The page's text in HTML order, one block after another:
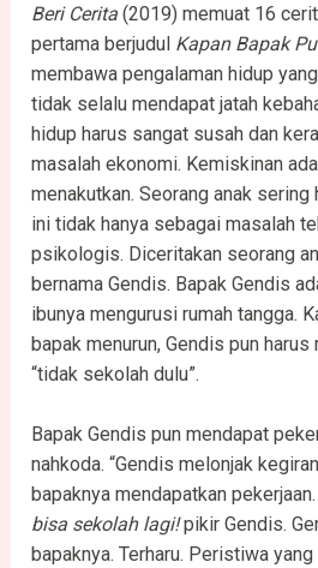
Beri Cerita (2019) memuat 16
pertama berjudul Kapan Bapak
membawa pengalaman hidup
tidak selalu mendapat jatah
hidup harus sangat susah dan
masalah ekonomi. Kemiskinan
menakutkan. Seorang anak sering
ini tidak hanya sebagai masalah
psikologis. Diceritakan seorang
bernama Gendis. Bapak Gendis
ibunya mengurusi rumah tangga.
bapak menurun, Gendis pun
“tidak sekolah dulu”.
Bapak Gendis pun mendapat
nahkoda. “Gendis melonjak
bapaknya mendapatkan pekerjaan.
bisa sekolah lagi!pikir Gendis.
bapaknya. Terharu. Peristiwa